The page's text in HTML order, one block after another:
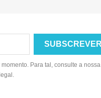
Para tal, consulte a nossa